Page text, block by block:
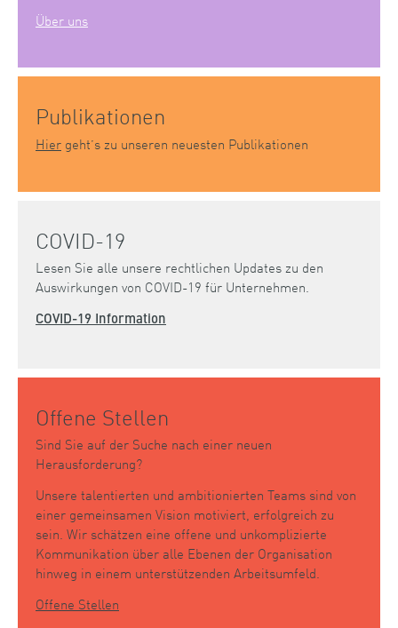
Über uns
Publikationen
Hier geht’s zu unseren neuesten Publikationen
COVID-19
Lesen Sie alle unsere rechtlichen Updates zu den
Auswirkungen von COVID-19 für Unternehmen.
COVID-19 Information
Offene Stellen
Sind Sie auf der Suche nach einer neuen
Herausforderung?
Unsere talentierten und ambitionierten Teams sind von
einer gemeinsamen Vision motiviert, erfolgreich zu
sein. Wir schätzen eine offene und unkomplizierte
Kommunikation über alle Ebenen der Organisation
hinweg in einem unterstützenden Arbeitsumfeld.
Offene Stellen